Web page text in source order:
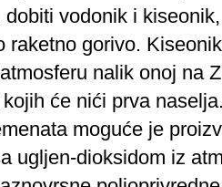
dobiti vodonik i
raketno gorivo.
nalik onoj na
će nići prva
moguće je
ugljen-dioksidom iz